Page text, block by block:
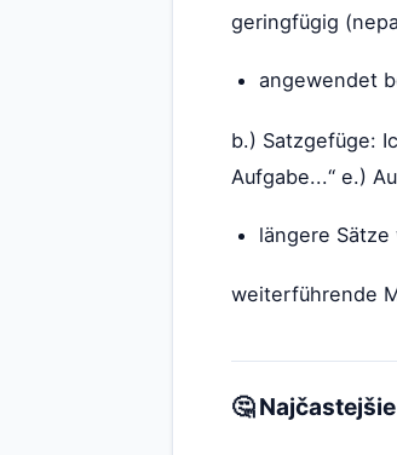
geringfügig
angewendet
b.) Satzgefüge:
Aufgabe...“ e.)
längere
weiterführende
🤔